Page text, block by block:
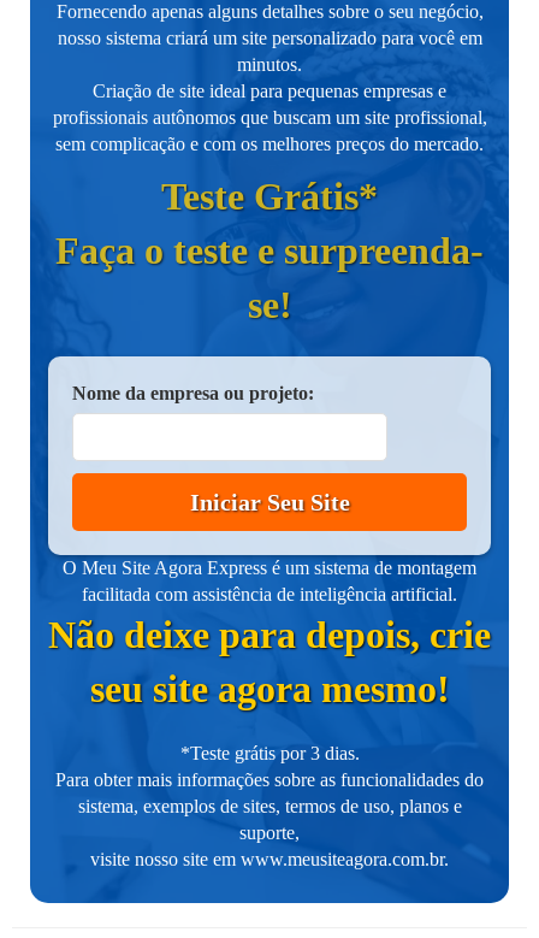
Fornecendo apenas alguns detalhes sobre o seu negócio,
nosso sistema criará um site personalizado para você em
minutos.
Criação de site ideal para pequenas empresas e
profissionais autônomos que buscam um site profissional,
sem complicação e com os melhores preços do mercado.
Teste Grátis*
Faça o teste e surpreenda-
se!
Nome da empresa ou projeto:
Iniciar Seu Site
O Meu Site Agora Express é um sistema de montagem
facilitada com assistência de inteligência artificial.
Não deixe para depois, crie
seu site agora mesmo!
*Teste grátis por 3 dias.
Para obter mais informações sobre as funcionalidades do
sistema, exemplos de sites, termos de uso, planos e
suporte,
visite nosso site em www.meusiteagora.com.br.